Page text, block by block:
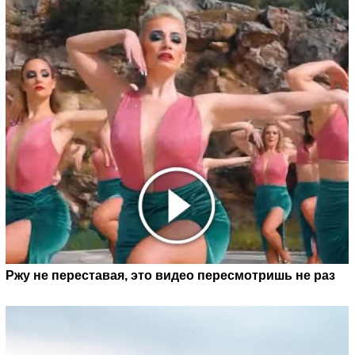
Ржу не переставая, это видео пересмотришь не раз